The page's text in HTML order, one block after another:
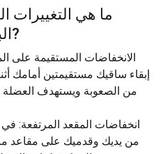
ما هي التغييرات
?
الانخفاضات المستقيمة على
إبقاء ساقيك مستقيمتين أمامك
من الصعوبة ويستهدف العضلة
انخفاضات المقعد المرتفعة:
من يديك وقدميك على مقاعد